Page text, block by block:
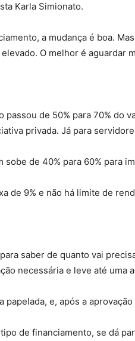
Karla Simionato.
a mudança é boa.
O melhor é aguardar
passou de 50% para 70% do
privada. Já para
sobe de 40% para 60% para
de 9% e não há limite de
saber de quanto vai
necessária e leve até uma
papelada, e, após a
de financiamento, se dá